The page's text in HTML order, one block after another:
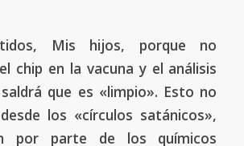
Mis hijos, porque no
chip en la vacuna y el análisis
que es «limpio». Esto no
los «círculos satánicos»,
por parte de los químicos